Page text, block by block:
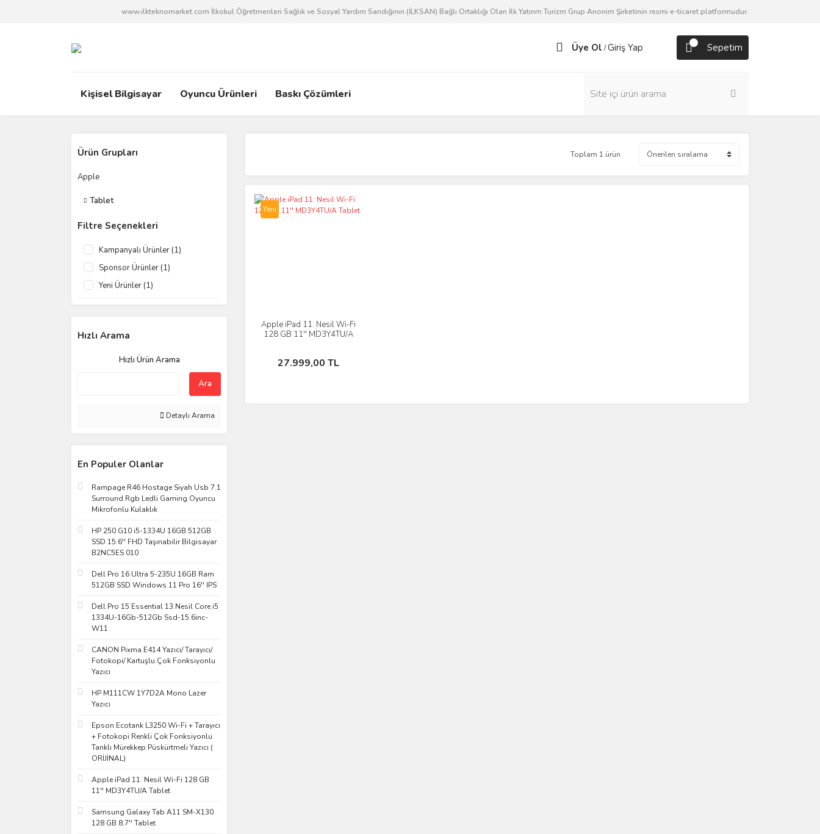
www.ilkteknomarket.com İlkokul Öğretmenleri Sağlık ve Sosyal Yardım Sandığının (İLKSAN) Bağlı Ortaklığı Olan İlk Yatırım Turizm Grup Anonim Şirketinin resmi e-ticaret platformudur.
Üye Ol /Giriş Yap Sepetim
Kişisel Bilgisayar Oyuncu Ürünleri Baskı Çözümleri
Ürün Grupları
Apple
Tablet
Filtre Seçenekleri
Kampanyalı Ürünler (1)
Sponsor Ürünler (1)
Yeni Ürünler (1)
Hızlı Arama
Hızlı Ürün Arama
Ara
Detaylı Arama
En Populer Olanlar
Rampage R46 Hostage Siyah Usb 7.1
Surround Rgb Ledli Gaming Oyuncu
Mikrofonlu Kulaklık
HP 250 G10 i5-1334U 16GB 512GB
SSD 15.6'' FHD Taşınabilir Bilgisayar
B2NC5ES 010
Dell Pro 16 Ultra 5-235U 16GB Ram
512GB SSD Windows 11 Pro 16'' IPS
Dell Pro 15 Essential 13.Nesil Core i5
1334U-16Gb-512Gb Ssd-15.6inc-
W11
CANON Pixma E414 Yazıcı/ Tarayıcı/
Fotokopi/ Kartuşlu Çok Fonksiyonlu
Yazıcı
HP M111CW 1Y7D2A Mono Lazer
Yazıcı
Epson Ecotank L3250 Wi-Fi + Tarayıcı
+ Fotokopi Renkli Çok Fonksiyonlu
Tanklı Mürekkep Püskürtmeli Yazıcı (
ORİJİNAL)
Apple iPad 11. Nesil Wi-Fi 128 GB
11'' MD3Y4TU/A Tablet
Samsung Galaxy Tab A11 SM-X130
128 GB 8.7'' Tablet
Toplam 1 ürün
Yeni
Apple iPad 11. Nesil Wi-Fi
128 GB 11'' MD3Y4TU/A
27.999,00 TL
İncele
Sepete Ekle